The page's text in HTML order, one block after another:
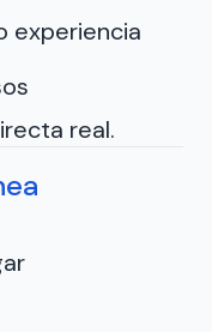
experiencia
real.